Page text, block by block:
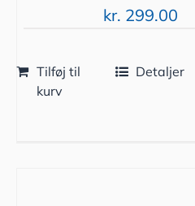
kr. 299.00
Tilføj til
kurv
Detaljer